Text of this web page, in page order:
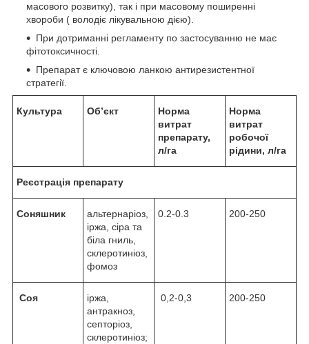
масового розвитку), так і при масовому поширенні
хвороби ( володіє лікувальною дією).
При дотриманні регламенту по застосуванню не має
фітотоксичності.
Препарат є ключовою ланкою антирезистентної
стратегії.
Культура Об’єкт
Норма
витрат
препарату,
л/га
Норма
витрат
робочої
рідини, л/га
Реєстрація препарату
Соняшник
альтернаріоз,
іржа, сіра та
біла гниль,
склеротиніоз,
фомоз
0.2-0.3 200-250
Соя
іржа,
антракноз,
септоріоз,
склеротиніоз;
0,2-0,3 200-250